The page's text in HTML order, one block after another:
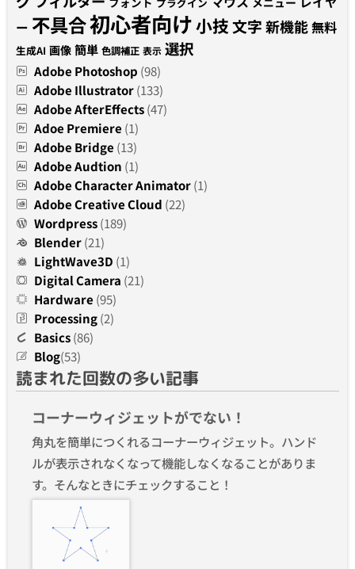
ー 不具合初心者向け小技文字新機能無料
生成AI 画像 簡単 色調補正 表示 選択
Adobe Photoshop (98)
Adobe Illustrator(133)
Adobe AfterEffects(47)
Adoe Premiere (1)
Adobe Bridge (13)
Adobe Audtion (1)
Adobe Character Animator(1)
Adobe Creative Cloud (22)
Wordpress(189)
Blender(21)
LightWave3D (1)
Digital Camera (21)
Hardware (95)
Processing(2)
Basics(86)
Blog(53)
読まれた回数の多い記事
コーナーウィジェットがでない！
角丸を簡単につくれるコーナーウィジェット。ハンド
ルが表示されなくなって機能しなくなることがありま
す。そんなときにチェックすること！